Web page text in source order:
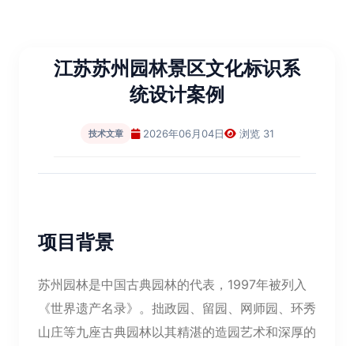
江苏苏州园林景区文化标识系
统设计案例
技术文章 2026年06月04日 浏览 31
项目背景
苏州园林是中国古典园林的代表，1997年被列入
《世界遗产名录》。拙政园、留园、网师园、环秀
山庄等九座古典园林以其精湛的造园艺术和深厚的